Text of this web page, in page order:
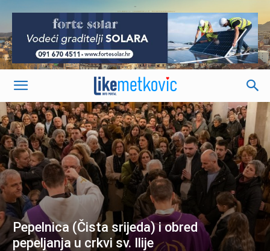
-
Pepelnica (Čista srijeda) i obred
pepeljanja u crkvi sv. Ilije